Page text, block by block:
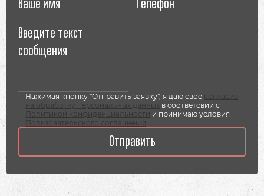
Нажимая кнопку "Отправить заявку", я даю свое
согласие
на обработку персональных данных
в соответсвии с
Политикой конфиденциальности и принимаю условия
Пользовательского соглашения.
Отправить